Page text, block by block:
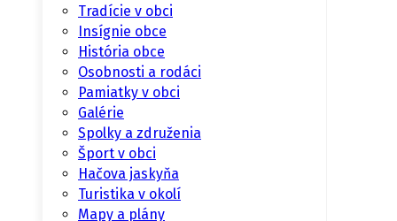
Tradície v obci
Insígnie obce
História obce
Osobnosti a rodáci
Pamiatky v obci
Galérie
Spolky a združenia
Šport v obci
Hačova jaskyňa
Turistika v okolí
Mapy a plány